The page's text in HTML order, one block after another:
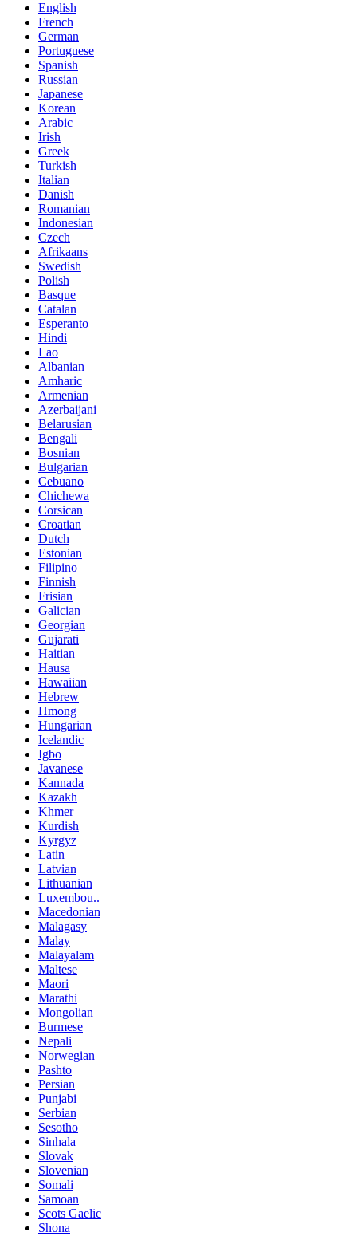
English
French
German
Portuguese
Spanish
Russian
Japanese
Korean
Arabic
Irish
Greek
Turkish
Italian
Danish
Romanian
Indonesian
Czech
Afrikaans
Swedish
Polish
Basque
Catalan
Esperanto
Hindi
Lao
Albanian
Amharic
Armenian
Azerbaijani
Belarusian
Bengali
Bosnian
Bulgarian
Cebuano
Chichewa
Corsican
Croatian
Dutch
Estonian
Filipino
Finnish
Frisian
Galician
Georgian
Gujarati
Haitian
Hausa
Hawaiian
Hebrew
Hmong
Hungarian
Icelandic
Igbo
Javanese
Kannada
Kazakh
Khmer
Kurdish
Kyrgyz
Latin
Latvian
Lithuanian
Luxembou..
Macedonian
Malagasy
Malay
Malayalam
Maltese
Maori
Marathi
Mongolian
Burmese
Nepali
Norwegian
Pashto
Persian
Punjabi
Serbian
Sesotho
Sinhala
Slovak
Slovenian
Somali
Samoan
Scots Gaelic
Shona